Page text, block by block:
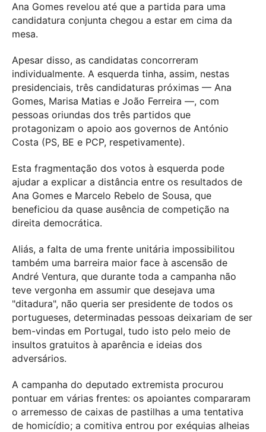
Ana Gomes revelou até que a partida para uma
candidatura conjunta chegou a estar em cima da
mesa.
Apesar disso, as candidatas concorreram
individualmente. A esquerda tinha, assim, nestas
presidenciais, três candidaturas próximas — Ana
Gomes, Marisa Matias e João Ferreira —, com
pessoas oriundas dos três partidos que
protagonizam o apoio aos governos de António
Costa (PS, BE e PCP, respetivamente).
Esta fragmentação dos votos à esquerda pode
ajudar a explicar a distância entre os resultados de
Ana Gomes e Marcelo Rebelo de Sousa, que
beneficiou da quase ausência de competição na
direita democrática.
Aliás, a falta de uma frente unitária impossibilitou
também uma barreira maior face à ascensão de
André Ventura, que durante toda a campanha não
teve vergonha em assumir que desejava uma
"ditadura", não queria ser presidente de todos os
portugueses, determinadas pessoas deixariam de ser
bem-vindas em Portugal, tudo isto pelo meio de
insultos gratuitos à aparência e ideias dos
adversários.
A campanha do deputado extremista procurou
pontuar em várias frentes: os apoiantes compararam
o arremesso de caixas de pastilhas a uma tentativa
de homicídio; a comitiva entrou por exéquias alheias